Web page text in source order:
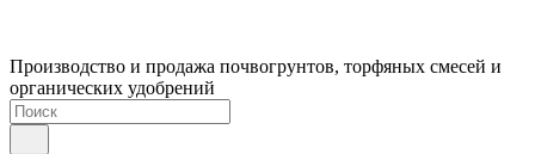
Производство и продажа почвогрунтов, торфяных смесей и
органических удобрений